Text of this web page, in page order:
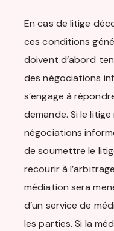
En cas de litige
ces conditions
doivent d’abord
des négociations
s’engage à
demande. Si le
négociations
de soumettre le
recourir à
médiation sera
d’un service de
les parties. Si la